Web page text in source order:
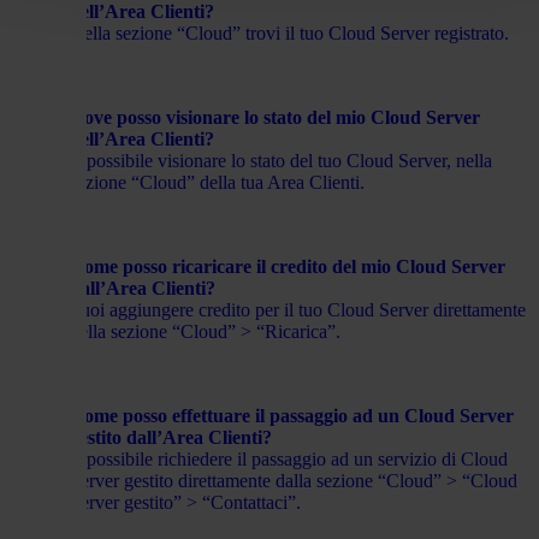
nell’Area Clienti?
Nella sezione “Cloud” trovi il tuo Cloud Server registrato.
Dove posso visionare lo stato del mio Cloud Server
nell’Area Clienti?
È possibile visionare lo stato del tuo Cloud Server, nella
sezione “Cloud” della tua Area Clienti.
Come posso ricaricare il credito del mio Cloud Server
dall’Area Clienti?
Puoi aggiungere credito per il tuo Cloud Server direttamente
nella sezione “Cloud” > “Ricarica”.
Come posso effettuare il passaggio ad un Cloud Server
gestito dall’Area Clienti?
È possibile richiedere il passaggio ad un servizio di Cloud
Server gestito direttamente dalla sezione “Cloud” > “Cloud
Server gestito” > “Contattaci”.